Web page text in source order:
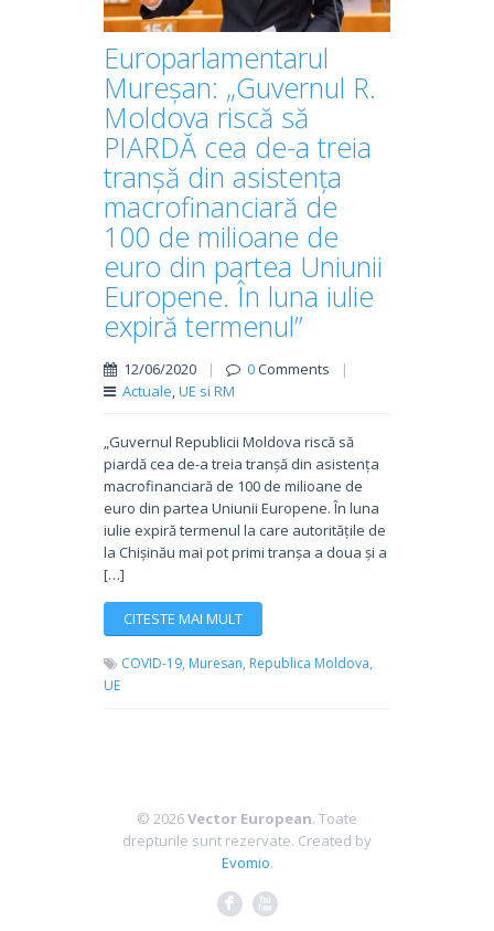
Europarlamentarul
Mureșan: „Guvernul R.
Moldova riscă să
PIARDĂ cea de-a treia
tranșă din asistența
macrofinanciară de
100 de milioane de
euro din partea Uniunii
Europene. În luna iulie
expiră termenul”
12/06/2020 | 0Comments
|
Actuale,UE si RM
„Guvernul Republicii Moldova riscă să
piardă cea de-a treia tranșă din asistența
macrofinanciară de 100 de milioane de
euro din partea Uniunii Europene. În luna
iulie expiră termenul la care autoritățile de
la Chișinău mai pot primi tranșa a doua și a
[…]
CITESTE MAI MULT
COVID-19, Muresan, Republica Moldova,
UE
© 2026Vector European. Toate
drepturile sunt rezervate. Created by
Evomio.
F X